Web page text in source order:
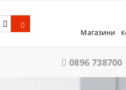
Магазини
0896 738700